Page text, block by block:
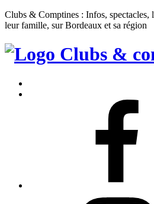
Clubs & Comptines : Infos, spectacles,
leur famille, sur Bordeaux et sa région
Clubs
Comptines